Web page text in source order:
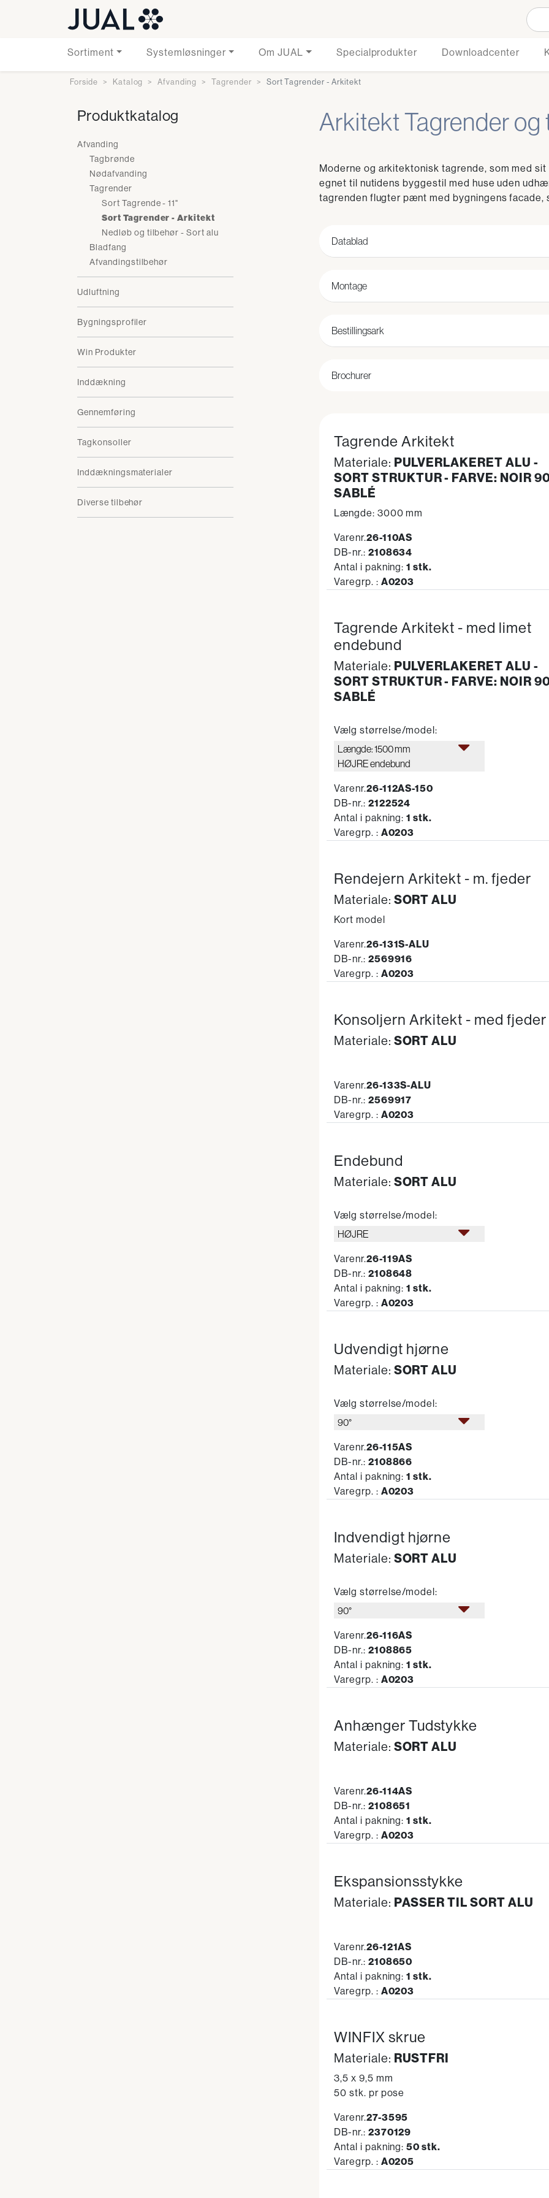
Sortiment Systemløsninger Om JUAL Specialprodukter Downloadcenter
Forside Katalog Afvanding Tagrender Sort Tagrender - Arkitekt
Produktkatalog
Afvanding
Tagbrønde
Nødafvanding
Tagrender
Sort Tagrende - 11"
Sort Tagrender - Arkitekt
Nedløb og tilbehør - Sort alu
Bladfang
Afvandingstilbehør
Udluftning
Bygningsprofiler
Win Produkter
Inddækning
Gennemføring
Tagkonsoller
Inddækningsmaterialer
Diverse tilbehør
Arkitekt Tagrender og
Moderne og arkitektonisk tagrende, som med
egnet til nutidens byggestil med huse uden
tagrenden flugter pænt med bygningens
Datablad
Montage
Bestillingsark
Brochurer
Tagrende Arkitekt
Materiale: PULVERLAKERET ALU -
SORT STRUKTUR - FARVE: NOIR
SABLÉ
Længde: 3000 mm
Varenr.26-110AS
DB-nr.: 2108634
Antal i pakning:1 stk.
Varegrp. : A0203
Tagrende Arkitekt - med limet
endebund
Materiale: PULVERLAKERET ALU -
SORT STRUKTUR - FARVE: NOIR
SABLÉ
Vælg størrelse/model:
Længde: 1500 mm
HØJRE endebund
Varenr.26-112AS-150
DB-nr.: 2122524
Antal i pakning:1 stk.
Varegrp. : A0203
Rendejern Arkitekt - m. fjeder
Materiale: SORT ALU
Kort model
Varenr.26-131S-ALU
DB-nr.: 2569916
Varegrp. : A0203
Konsoljern Arkitekt - med fjeder
Materiale: SORT ALU
Varenr.26-133S-ALU
DB-nr.: 2569917
Varegrp. : A0203
Endebund
Materiale: SORT ALU
Vælg størrelse/model:
HØJRE
Varenr.26-119AS
DB-nr.: 2108648
Antal i pakning:1 stk.
Varegrp. : A0203
Udvendigt hjørne
Materiale: SORT ALU
Vælg størrelse/model:
90°
Varenr.26-115AS
DB-nr.: 2108866
Antal i pakning:1 stk.
Varegrp. : A0203
Indvendigt hjørne
Materiale: SORT ALU
Vælg størrelse/model:
90°
Varenr.26-116AS
DB-nr.: 2108865
Antal i pakning:1 stk.
Varegrp. : A0203
Anhænger Tudstykke
Materiale: SORT ALU
Varenr.26-114AS
DB-nr.: 2108651
Antal i pakning:1 stk.
Varegrp. : A0203
Ekspansionsstykke
Materiale: PASSER TIL SORT ALU
Varenr.26-121AS
DB-nr.: 2108650
Antal i pakning:1 stk.
Varegrp. : A0203
WINFIX skrue
Materiale: RUSTFRI
3,5 x 9,5 mm
50 stk. pr pose
Varenr.27-3595
DB-nr.: 2370129
Antal i pakning:50 stk.
Varegrp. : A0205